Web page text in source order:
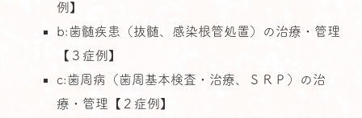
例】
b:歯髄疾患（抜髄、感染根管処置）の治療・管理
【３症例】
c:歯周病（歯周基本検査・治療、ＳＲＰ）の治
療・管理【２症例】